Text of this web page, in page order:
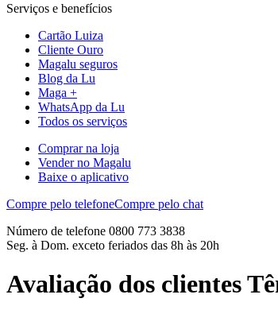
Serviços e benefícios
Cartão Luiza
Cliente Ouro
Magalu seguros
Blog da Lu
Maga +
WhatsApp da Lu
Todos os serviços
Comprar na loja
Vender no Magalu
Baixe o aplicativo
Compre pelo telefoneCompre pelo chat
Número de telefone 0800 773 3838
Seg. à Dom. exceto feriados das 8h às 20h
Avaliação dos clientes